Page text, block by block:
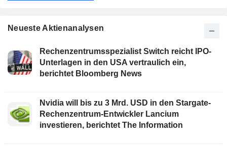
Neueste Aktienanalysen
Rechenzentrumsspezialist Switch reicht IPO-
Unterlagen in den USA vertraulich ein,
berichtet Bloomberg News
Nvidia will bis zu 3 Mrd. USD in den Stargate-
Rechenzentrum-Entwickler Lancium
investieren, berichtet The Information